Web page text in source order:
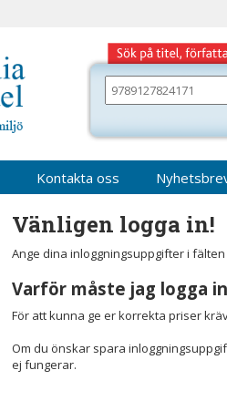
Sök
bland
våra
Kontakta oss
Vänligen logga in!
Ange dina inloggningsuppgifter i
Varför måste jag logga
För att kunna ge er korrekta priser
Om du önskar spara
ej fungerar.